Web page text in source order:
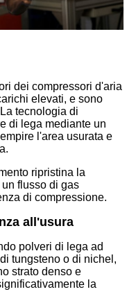
dei compressori d'aria
elevati, e sono
tecnologia di
di lega mediante un
l'area usurata e
ripristina la
flusso di gas
di compressione.
all'usura
polveri di lega ad
tungsteno o di nichel,
strato denso e
la